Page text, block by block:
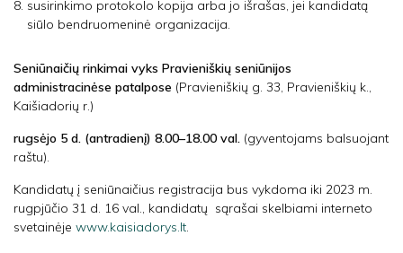
susirinkimo protokolo kopija arba jo išrašas, jei kandidatą
siūlo bendruomeninė organizacija.
Seniūnaičių rinkimai vyks Pravieniškių seniūnijos
administracinėse patalpose (Pravieniškių g. 33, Pravieniškių k.,
Kaišiadorių r.)
rugsėjo 5 d. (antradienį) 8.00–18.00 val. (gyventojams balsuojant
raštu).
Kandidatų į seniūnaičius registracija bus vykdoma iki 2023 m.
rugpjūčio 31 d. 16 val., kandidatų sąrašai skelbiami interneto
svetainėje www.kaisiadorys.lt.